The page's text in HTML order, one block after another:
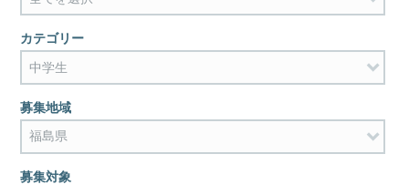
カテゴリー
募集地域
募集対象